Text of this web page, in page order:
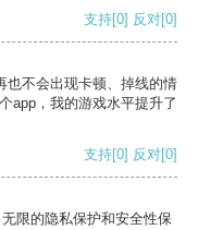
支持[0] 反对[0]
也不会出现卡顿、掉线的情
app，我的游戏水平提升了
支持[0] 反对[0]
限的隐私保护和安全性保